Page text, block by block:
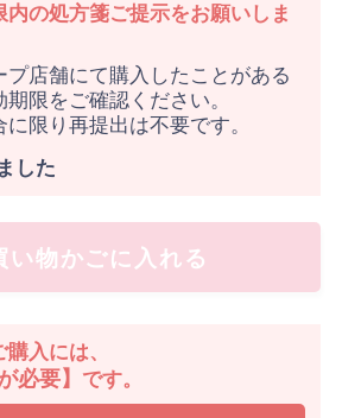
内の処方箋ご提示をお願いしま
プ店舗にて購入したことがある
限をご確認ください。
限り再提出は不要です。
した
い物かごに入れる
入には、
必要】 です。